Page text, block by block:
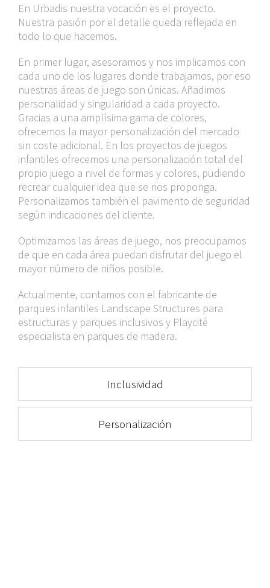
En Urbadis nuestra vocación es el proyecto.
Nuestra pasión por el detalle queda reflejada en
todo lo que hacemos.
En primer lugar, asesoramos y nos implicamos con
cada uno de los lugares donde trabajamos, por eso
nuestras áreas de juego son únicas. Añadimos
personalidad y singularidad a cada proyecto.
Gracias a una amplísima gama de colores,
ofrecemos la mayor personalización del mercado
sin coste adicional. En los proyectos de juegos
infantiles ofrecemos una personalización total del
propio juego a nivel de formas y colores, pudiendo
recrear cualquier idea que se nos proponga.
Personalizamos también el pavimento de seguridad
según indicaciones del cliente.
Optimizamos las áreas de juego, nos preocupamos
de que en cada área puedan disfrutar del juego el
mayor número de niños posible.
Actualmente, contamos con el fabricante de
parques infantiles Landscape Structures para
estructuras y parques inclusivos y Playcité
especialista en parques de madera.
Inclusividad
Personalización